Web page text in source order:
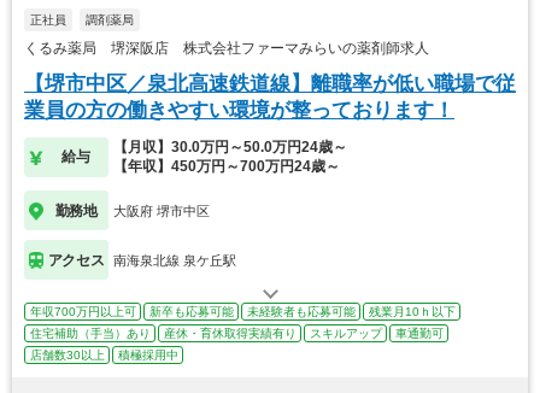
正社員 調剤薬局
くるみ薬局 堺深阪店 株式会社ファーマみらいの薬剤師求人
【堺市中区／泉北高速鉄道線】離職率が低い職場で従
業員の方の働きやすい環境が整っております！
給与
【月収】30.0万円～50.0万円24歳～
【年収】450万円～700万円24歳～
勤務地 大阪府 堺市中区
アクセス 南海泉北線 泉ケ丘駅
年収700万円以上可 新卒も応募可能 未経験者も応募可能
残業月10ｈ以下
住宅補助（手当）あり
産休・育休取得実績有り スキルアップ
車通勤可
店舗数30以上
積極採用中